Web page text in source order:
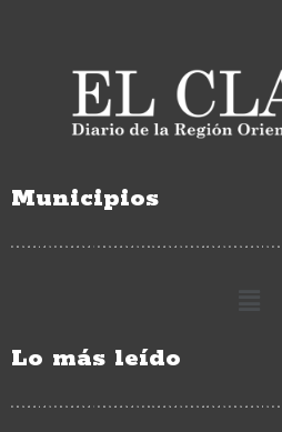
Municipios
Lo más leído